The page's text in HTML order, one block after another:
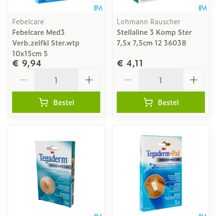
Febelcare
Febelcare Med3
Verb.zelfkl Ster.wtp
10x15cm 5
€ 9,94
Bestel
Lohmann Rauscher
Stellaline 3 Komp Ster
7,5x 7,5cm 12 36038
€ 4,11
Bestel